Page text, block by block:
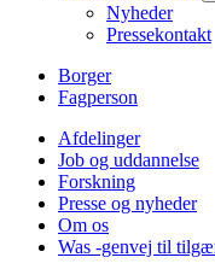
Nyheder
Pressekontakt
Borger
Fagperson
Afdelinger
Job og uddannelse
Forskning
Presse og nyheder
Om os
Was -genvej til